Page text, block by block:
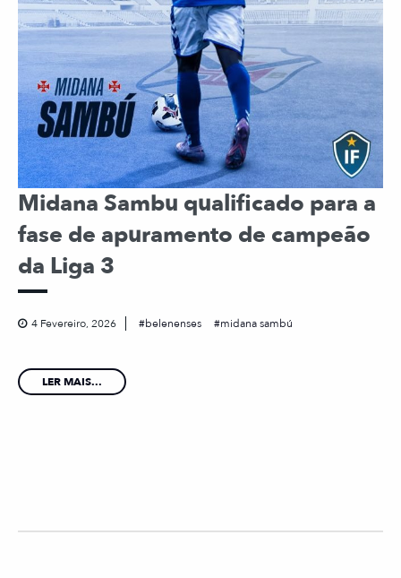
Midana Sambu qualificado para a
fase de apuramento de campeão
da Liga 3
4 Fevereiro, 2026 belenenses midana sambú
LER MAIS...